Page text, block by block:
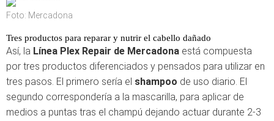
Foto: Mercadona
Tres productos para reparar y nutrir el cabello dañado
Así, la Línea Plex Repair de Mercadona está compuesta
por tres productos diferenciados y pensados para utilizar en
tres pasos. El primero sería el shampoo de uso diario. El
segundo correspondería a la mascarilla, para aplicar de
medios a puntas tras el champú dejando actuar durante 2-3